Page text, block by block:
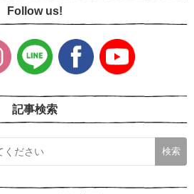
Follow us!
記事検索